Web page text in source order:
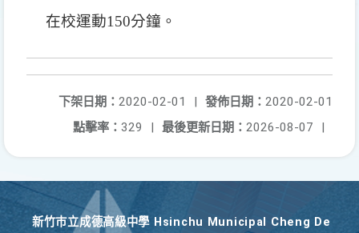
在校運動150分鐘。
發佈日期： 2020-02-01
下架日期： 2020-02-01
|
最後更新日期： 2026-08-07 |
點擊率： 329 |
新竹巿立成德高級中學 Hsinchu Municipal Cheng De